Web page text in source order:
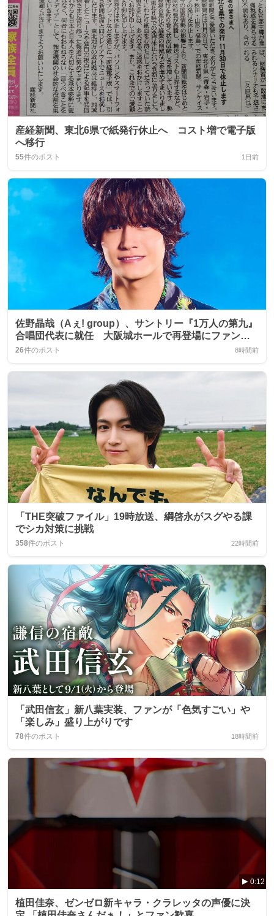
産経新聞、東北6県で紙発行休止へ コスト増で電子版
へ移行
55件のポスト 1日前
佐野晶哉（Aぇ! group）、サントリー『1万人の第九』
合唱団代表に就任 大阪城ホールで再登場にファン歓
喜
26件のポスト 8時間前
「THE突破ファイル」19時放送、綱啓永がスグやる課
でシカ対策に挑戦
358件のポスト 22時間前
「武田信玄」新八葉実装、ファンが「色気すごい」や
「楽しみ」盛り上がりです
78件のポスト 18時間前
0:12
植田佳奈、ゼンゼロ新キャラ・クラレッタの声優に決